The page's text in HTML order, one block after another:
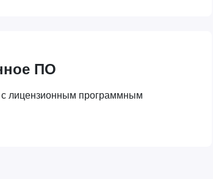
ПО
лицензионным программным